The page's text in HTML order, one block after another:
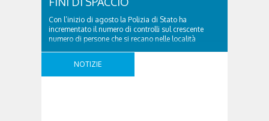
Con l’inizio di agosto la Polizia di Stato ha
incrementato il numero di controlli sul crescente
numero di persone che si recano nelle località
Cortina ha tratto in arresto un cittadino sloveno,
classe 2002, per il reato di detenzione ai fini ..
NOTIZIE